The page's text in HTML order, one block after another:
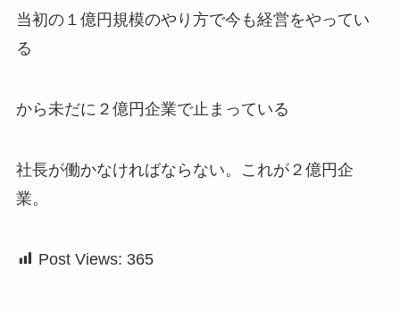
当初の１億円規模のやり方で今も経営をやってい
る
から未だに２億円企業で止まっている
社長が働かなければならない。これが２億円企
業。
Post Views: 365